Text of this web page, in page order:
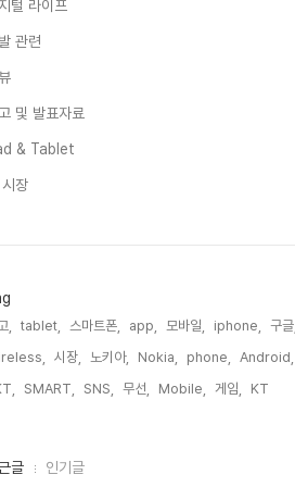
털 라이프
관련
및 발표자료
& Tablet
장
, tablet, 스마트폰, app, 모바일, iphone,
구글,
시장, 노키아, Nokia, phone,
Android,
SMART, SNS, 무선, Mobile, 게임, KT,
글 인기글